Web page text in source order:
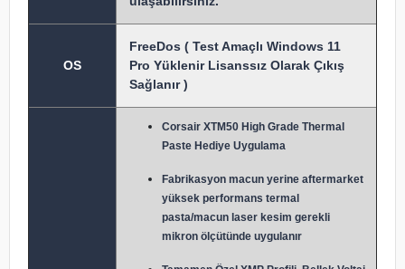
OS
FreeDos ( Test Amaçlı Windows 11
Pro Yüklenir Lisanssız Olarak Çıkış
Sağlanır )
Corsair XTM50 High Grade Thermal
Paste Hediye Uygulama
Fabrikasyon macun yerine aftermarket
yüksek performans termal
pasta/macun laser kesim gerekli
mikron ölçütünde uygulanır